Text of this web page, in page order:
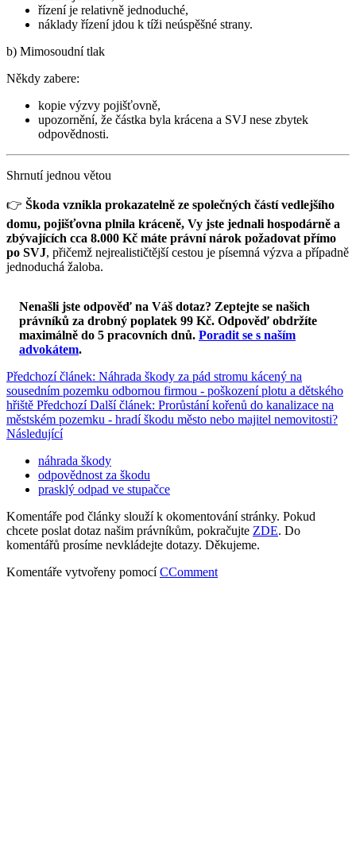
řízení je relativně jednoduché,
náklady řízení jdou k tíži neúspěšné strany.
b) Mimosoudní tlak
Někdy zabere:
kopie výzvy pojišťovně,
upozornění, že částka byla krácena a SVJ nese zbytek
odpovědnosti.
Shrnutí jednou větou
👉 Škoda vznikla prokazatelně ze společných částí vedlejšího
domu, pojišťovna plnila kráceně, Vy jste jednali hospodárně a
zbývajících cca 8.000 Kč máte právní nárok požadovat přímo
po SVJ, přičemž nejrealističtější cestou je písemná výzva a případně
jednoduchá žaloba.
Nenašli jste odpověď na Váš dotaz? Zeptejte se našich
právníků za drobný poplatek 99 Kč. Odpověď obdržíte
maximálně do 5 pracovních dnů. Poradit se s naším
advokátem.
Předchozí článek: Náhrada škody za pád stromu kácený na
sousedním pozemku odbornou firmou - poškození plotu a dětského
hřiště Předchozí Další článek: Prorůstání kořenů do kanalizace na
městském pozemku - hradí škodu město nebo majitel nemovitosti?
Následující
náhrada škody
odpovědnost za škodu
prasklý odpad ve stupačce
Komentáře pod články slouží k okomentování stránky. Pokud
chcete poslat dotaz našim právníkům, pokračujte ZDE. Do
komentářů prosíme nevkládejte dotazy. Děkujeme.
Komentáře vytvořeny pomocíCComment